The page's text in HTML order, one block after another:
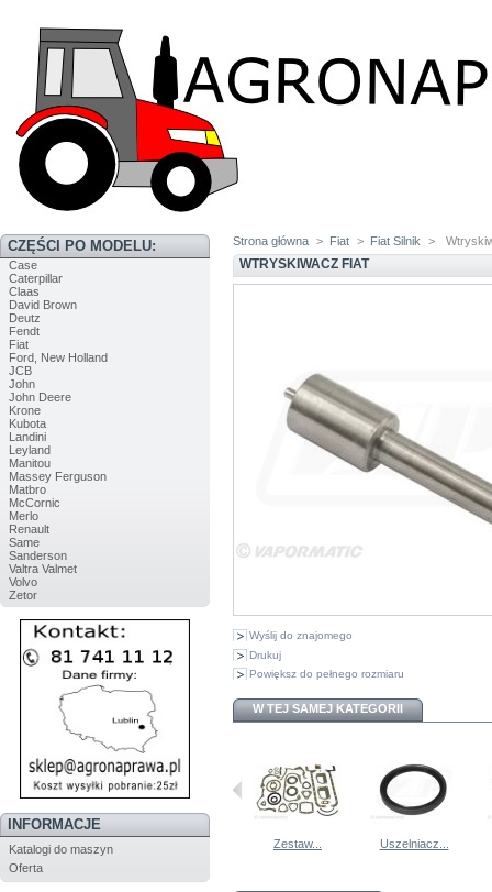
CZĘŚCI PO MODELU:
Case
Caterpillar
Claas
David Brown
Deutz
Fendt
Fiat
Ford, New Holland
JCB
John
John Deere
Krone
Kubota
Landini
Leyland
Manitou
Massey Ferguson
Matbro
McCornic
Merlo
Renault
Same
Sanderson
Valtra Valmet
Volvo
Zetor
INFORMACJE
Katalogi do maszyn
Oferta
Strona główna > Fiat > Fiat Silnik >
WTRYSKIWACZ FIAT
Wyślij do znajomego
Drukuj
Powiększ do pełnego rozmiaru
W TEJ SAMEJ KATEGORII
Pierścienie... Zestaw... Uszelniacz...